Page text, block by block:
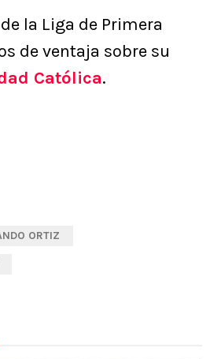
la Liga de Primera
de ventaja sobre su
Católica.
ORTIZ